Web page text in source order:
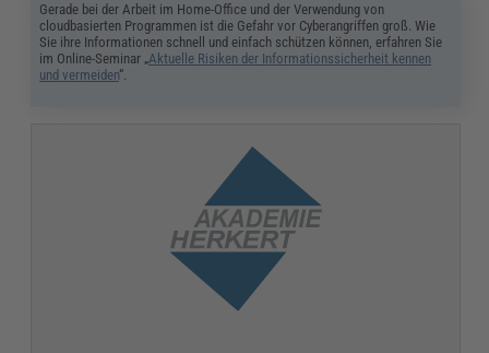
Gerade bei der Arbeit im Home-Office und der Verwendung von
cloudbasierten Programmen ist die Gefahr vor Cyberangriffen groß. Wie
Sie ihre Informationen schnell und einfach schützen können, erfahren Sie
im Online-Seminar „Aktuelle Risiken der Informationssicherheit kennen
und vermeiden“.